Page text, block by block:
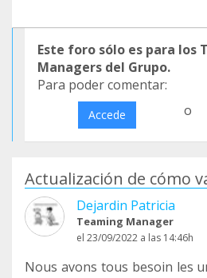
Este foro sólo es para los
Managers del Grupo.
Para poder comentar:
Accede o
Actualización de cómo
Dejardin Patricia
Teaming Manager
el 23/09/2022 a las 14:46h
Nous avons tous besoin les